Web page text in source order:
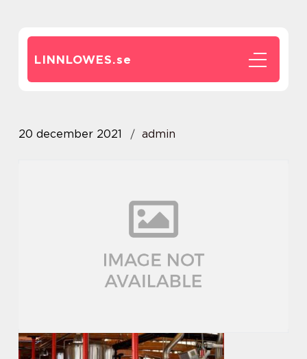
LINNLOWES.se
20 december 2021 admin